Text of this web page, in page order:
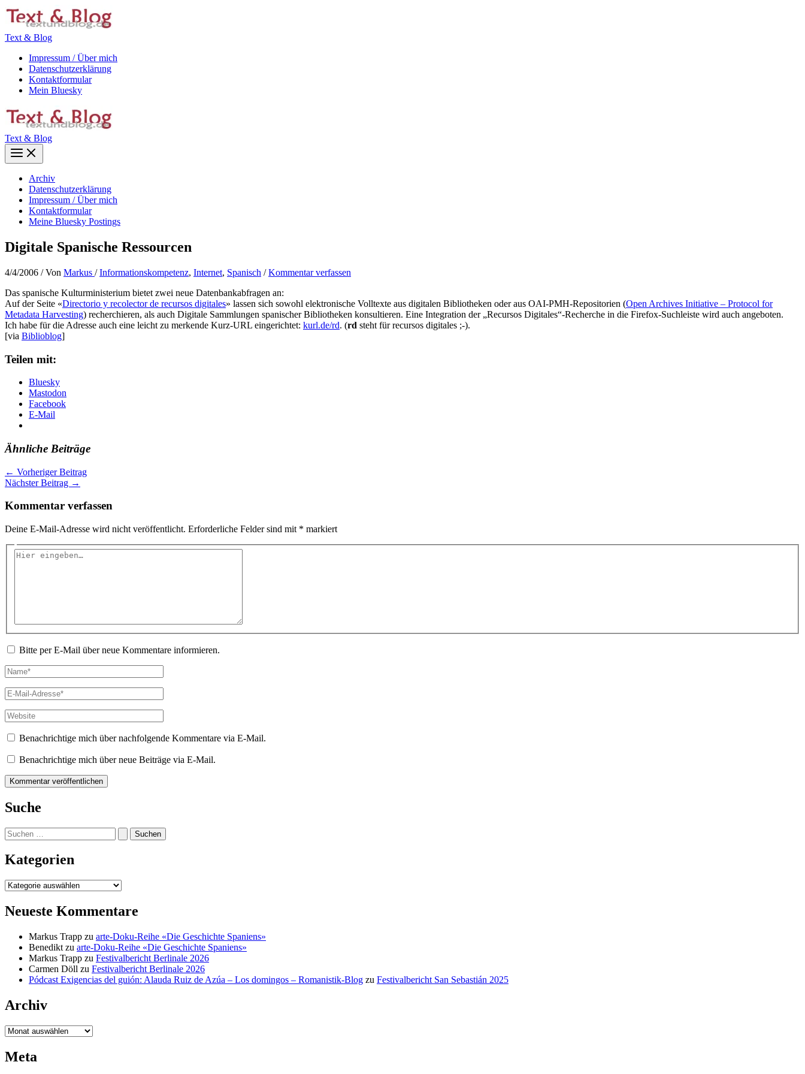
Zum
Inhalt
Text & Blog
Impressum / Über mich
Datenschutzerklärung
Kontaktformular
Mein Bluesky
Text & Blog
Main
Menu
Archiv
Datenschutzerklärung
Impressum / Über mich
Kontaktformular
Meine Bluesky Postings
Digitale Spanische Ressourcen
4/4/2006 / Von Markus /Informationskompetenz, Internet, Spanisch /Kommentar verfassen
Das spanische Kulturministerium bietet zwei neue Datenbankabfragen an:
Auf der Seite «Directorio y recolector de recursos digitales» lassen sich sowohl elektronische Volltexte aus digitalen Bibliotheken oder aus OAI-PMH-Repositorien (Open Archives Initiative – Protocol for
Metadata Harvesting) recherchieren, als auch Digitale Sammlungen spanischer Bibliotheken konsultieren. Eine Integration der „Recursos Digitales“-Recherche in die Firefox-Suchleiste wird auch angeboten.
Ich habe für die Adresse auch eine leicht zu merkende Kurz-URL eingerichtet: kurl.de/rd. (rd steht für recursos digitales ;-).
[via Biblioblog]
Teilen mit:
Bluesky
Mastodon
Facebook
E-Mail
Ähnliche Beiträge
← Vorheriger Beitrag
Nächster Beitrag →
Kommentar verfassen
Deine E-Mail-Adresse wird nicht veröffentlicht. Erforderliche Felder sind mit * markiert
Hier
Bitte per E-Mail über neue Kommentare informieren.
Name*
E-
Mail-
Adresse*
Website
Benachrichtige mich über nachfolgende Kommentare via E-Mail.
Benachrichtige mich über neue Beiträge via E-Mail.
Suche
Suchen
nach:
Kategorien
Kategorien
Neueste Kommentare
Markus Trapp zu arte-Doku-Reihe «Die Geschichte Spaniens»
Benedikt zu arte-Doku-Reihe «Die Geschichte Spaniens»
Markus Trapp zu Festivalbericht Berlinale 2026
Carmen Döll zu Festivalbericht Berlinale 2026
Pódcast Exigencias del guión: Alauda Ruiz de Azúa – Los domingos – Romanistik-Blog zu Festivalbericht San Sebastián 2025
Archiv
Archiv
Meta